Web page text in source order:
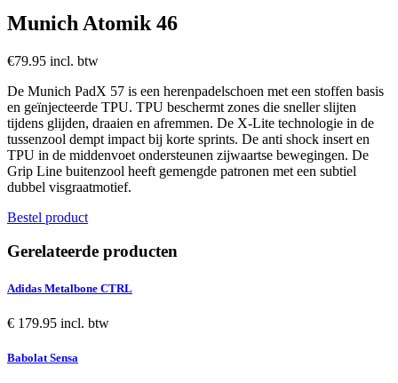
Munich Atomik 46
€79.95 incl. btw
De Munich PadX 57 is een herenpadelschoen met een stoffen basis
en geïnjecteerde TPU. TPU beschermt zones die sneller slijten
tijdens glijden, draaien en afremmen. De X-Lite technologie in de
tussenzool dempt impact bij korte sprints. De anti shock insert en
TPU in de middenvoet ondersteunen zijwaartse bewegingen. De
Grip Line buitenzool heeft gemengde patronen met een subtiel
dubbel visgraatmotief.
Bestel product
Gerelateerde producten
Adidas Metalbone CTRL
€ 179.95 incl. btw
Babolat Sensa